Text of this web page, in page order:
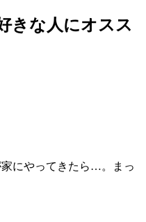
きな人にオスス
にやってきたら…。まっ